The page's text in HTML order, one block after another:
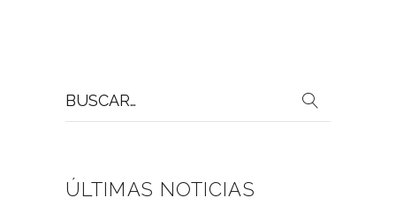
por:
ÚLTIMAS NOTICIAS